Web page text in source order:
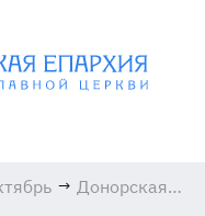
→ Донорская